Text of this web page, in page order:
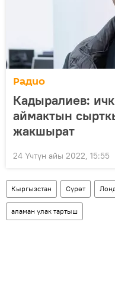
Радио
Кадыралиев:
аймактын
жакшырат
24 Үчтүн айы 2022, 15:55
Кыргызстан Сүрөт
аламан улак тартыш